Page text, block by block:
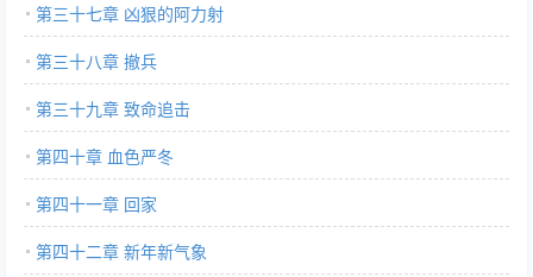
第三十七章 凶狠的阿力射
第三十八章 撤兵
第三十九章 致命追击
第四十章 血色严冬
第四十一章 回家
第四十二章 新年新气象